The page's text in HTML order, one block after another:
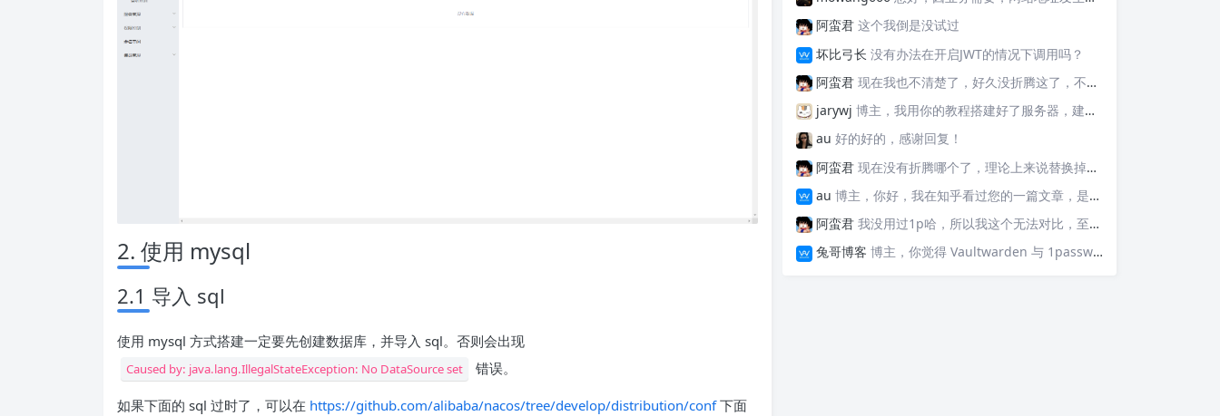
2. 使用 mysql
2.1 导入 sql
使用 mysql 方式搭建一定要先创建数据库，并导入 sql。否则会出现
Caused by: java.lang.IllegalStateException: No DataSource set 错误。
如果下面的 sql 过时了，可以在 https://github.com/alibaba/nacos/tree/develop/distribution/conf下面
阿蛮君 这个我倒是没试过
坏比弓长 没有办法在开启JWT的情况下调用吗？
阿蛮君 现在我也不清楚了，好久没折腾这了，不好意思哈，现在用的tailscale
jarywj 博主，我用你的教程搭建好了服务器，建好了网络，但是客户端在替换planet文件后，加入了网络，服务器上看不到这个加入的客户端，这是为什么呢？
au 好的好的，感谢回复！
阿蛮君 现在没有折腾哪个了，理论上来说替换掉那些api就可以检测，https://v6.ident.me, https://6.ipw.cn, https://v6.yinghualuo.cn/bejson，不过我没有试过不知道行不行。我现在是用ddns-go这款工具。动态解析域名，并且可以触发webhook给我发送邮件的
au 博主，你好，我在知乎看过您的一篇文章，是关于使用Docker部署容器监控公网IP变动并主动发送邮件的“https://zhuanlan.zhihu.com/p/568074329”这篇文章，我想问的是，这个可以监控IPv6的变化并发送邮件嘛？因为我现在测试了，它只能发送IPv4的，请问如果要添加IPv6的变化，我该如何操作呢？谢谢您！
阿蛮君 我没用过1p哈，所以我这个无法对比，至少Vaultwarden我用了一两年感觉还不错
兔哥博客 博主，你觉得 Vaultwarden 与 1password 比哪个好用？我个人一直在用付费版的 1password，但最近也想自建试试Vaultwarden，又担心用不惯。